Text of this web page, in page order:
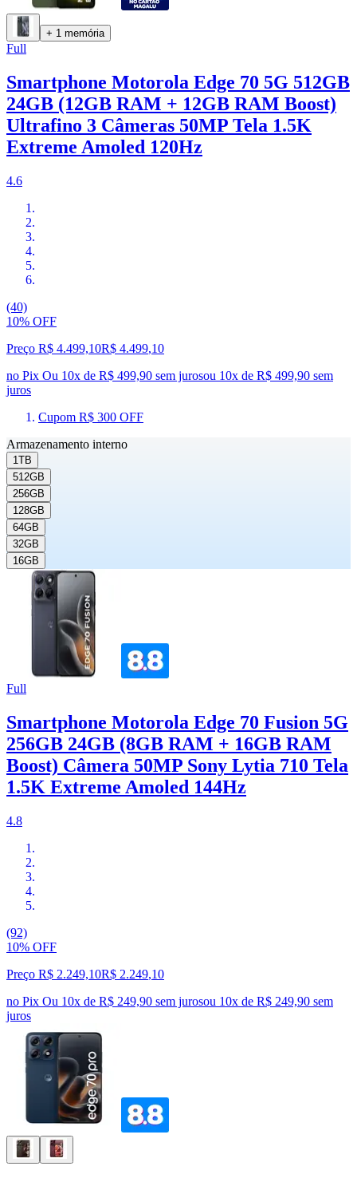
+ 1 memória
Full
Smartphone Motorola Edge 70 5G 512GB
24GB (12GB RAM + 12GB RAM Boost)
Ultrafino 3 Câmeras 50MP Tela 1.5K
Extreme Amoled 120Hz
4.6
(40)
10% OFF
Preço R$ 4.499,10R$ 4.499,10
no Pix Ou 10x de R$ 499,90 sem jurosou 10x de R$ 499,90 sem
juros
Cupom R$ 300 OFF
Armazenamento interno
1TB
512GB
256GB
128GB
64GB
32GB
16GB
Full
Smartphone Motorola Edge 70 Fusion 5G
256GB 24GB (8GB RAM + 16GB RAM
Boost) Câmera 50MP Sony Lytia 710 Tela
1.5K Extreme Amoled 144Hz
4.8
(92)
10% OFF
Preço R$ 2.249,10R$ 2.249,10
no Pix Ou 10x de R$ 249,90 sem jurosou 10x de R$ 249,90 sem
juros